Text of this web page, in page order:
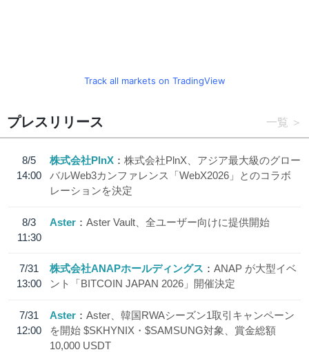
Track all markets on TradingView
プレスリリース 一覧
8/5
14:00
株式会社PlnX
株式会社PlnX、アジア最大級のグロー
バルWeb3カンファレンス「WebX2026」とのコラボ
レーションを決定
8/3
11:30
Aster Aster Vault、全ユーザー向けに提供開始
7/31
13:00
株式会社ANAPホールディングス
ANAP が大型イベ
ント「BITCOIN JAPAN 2026」開催決定
7/31
12:00
Aster
Aster、韓国RWAシーズン1取引キャンペーン
を開始 $SKHYNIX・$SAMSUNG対象、賞金総額
10,000 USDT